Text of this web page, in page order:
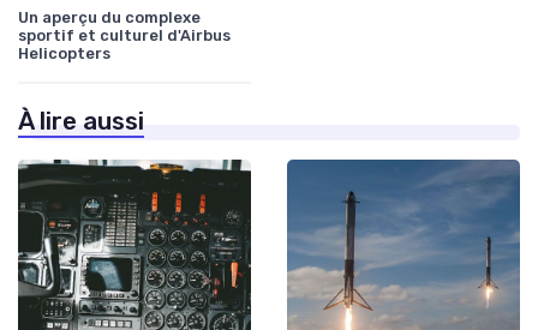
Un aperçu du complexe
sportif et culturel d'Airbus
Helicopters
À lire aussi